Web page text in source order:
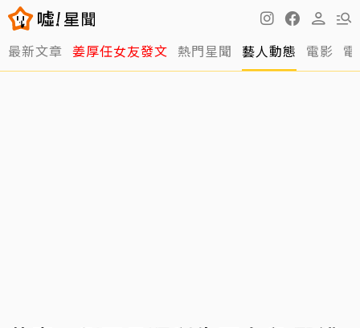
最新文章 姜厚任女友發文 熱門星聞 藝人動態 電影